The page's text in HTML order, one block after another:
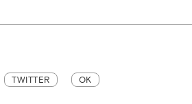
TWITTER OK